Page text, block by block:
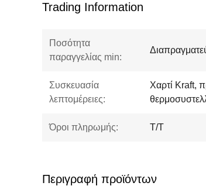
Trading Information
Ποσότητα
παραγγελίας min:
Συσκευασία
λεπτομέρειες:
Χαρτί Kraft,
Όροι πληρωμής: T/T
Περιγραφή προϊόντων